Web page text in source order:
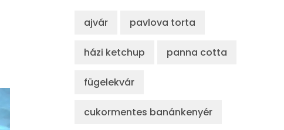
ajvár pavlova torta
házi ketchup panna cotta
fügelekvár
cukormentes banánkenyér